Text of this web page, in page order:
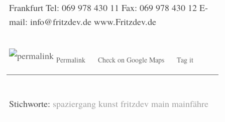
Frankfurt Tel: 069 978 430 11 Fax: 069 978 430 12 E-
mail: info@fritzdev.de www.Fritzdev.de
Permalink Check on Google Maps Tag it
Stichworte: spaziergang kunst fritzdev main mainfähre